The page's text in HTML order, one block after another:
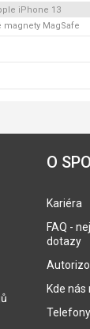
iPhone 13
magnety MagSafe
O
Kariéra
FAQ -
dotazy
Kde nás